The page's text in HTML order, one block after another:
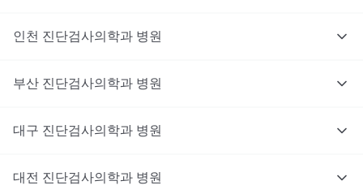
인천 진단검사의학과 병원
부산 진단검사의학과 병원
대구 진단검사의학과 병원
대전 진단검사의학과 병원